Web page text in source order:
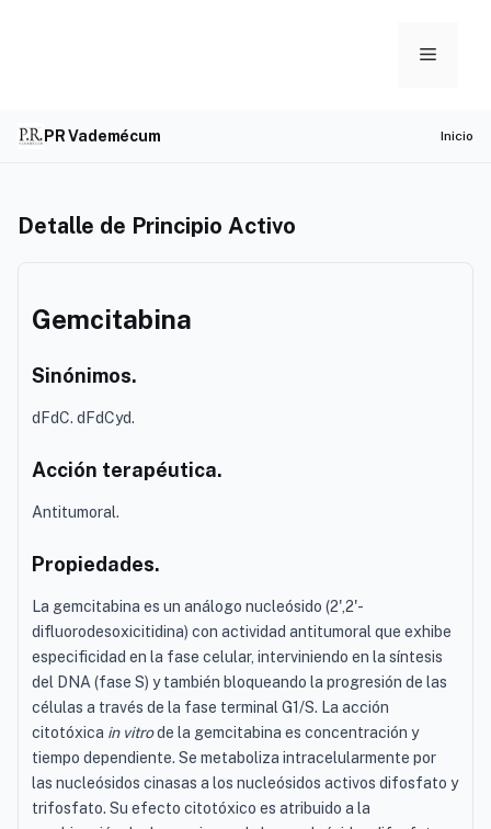
Menu
PR Vademécum Inicio
Detalle de Principio Activo
Gemcitabina
Sinónimos.
dFdC. dFdCyd.
Acción terapéutica.
Antitumoral.
Propiedades.
La gemcitabina es un análogo nucleósido (2',2'-
difluorodesoxicitidina) con actividad antitumoral que exhibe
especificidad en la fase celular, interviniendo en la síntesis
del DNA (fase S) y también bloqueando la progresión de las
células a través de la fase terminal G1/S. La acción
citotóxica in vitrode la gemcitabina es concentración y
tiempo dependiente. Se metaboliza intracelularmente por
las nucleósidos cinasas a los nucleósidos activos difosfato y
trifosfato. Su efecto citotóxico es atribuido a la